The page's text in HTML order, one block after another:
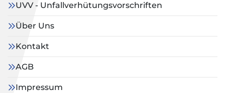
UVV - Unfallverhütungsvorschriften
Über Uns
Kontakt
AGB
Impressum